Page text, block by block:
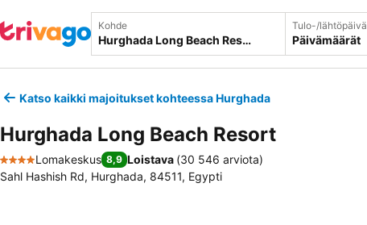
Kohde Tulo-/lähtöpäivä
Päivämäärät
Katso kaikki majoitukset kohteessa Hurghada
Hurghada Long Beach Resort
4 Tähtiluokitus
Lomakeskus 8,9 Loistava (30 546 arviota)
Sahl Hashish Rd, Hurghada, 84511, Egypti